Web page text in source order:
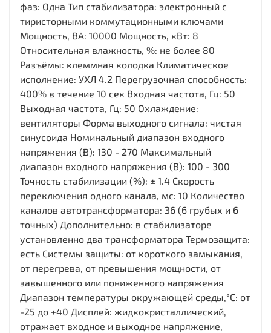
фаз: Одна Тип стабилизатора: электронный с
тиристорными коммутационными ключами
Мощность, ВА: 10000 Мощность, кВт: 8
Относительная влажность, %: не более 80
Разъёмы: клеммная колодка Климатическое
исполнение: УХЛ 4.2 Перегрузочная способность:
400% в течение 10 сек Входная частота, Гц: 50
Выходная частота, Гц: 50 Охлаждение:
вентиляторы Форма выходного сигнала: чистая
синусоида Номинальный диапазон входного
напряжения (В): 130 - 270 Максимальный
диапазон входного напряжения (В): 100 - 300
Точность стабилизации (%): ± 1.4 Скорость
переключения одного канала, мс: 10 Количество
каналов автотрансформатора: 36 (6 грубых и 6
точных) Дополнительно: в стабилизаторе
установленно два трансформатора Термозащита:
есть Системы защиты: от короткого замыкания,
от перегрева, от превышения мощности, от
завышенного или пониженного напряжения
Диапазон температуры окружающей среды,°С: от
-25 до +40 Дисплей: жидкокристаллический,
отражает входное и выходное напряжение,